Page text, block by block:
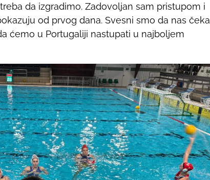
da izgradimo. Zadovoljan sam pristupom i
od prvog dana. Svesni smo da nas čeka
ćemo u Portugaliji nastupati u najboljem